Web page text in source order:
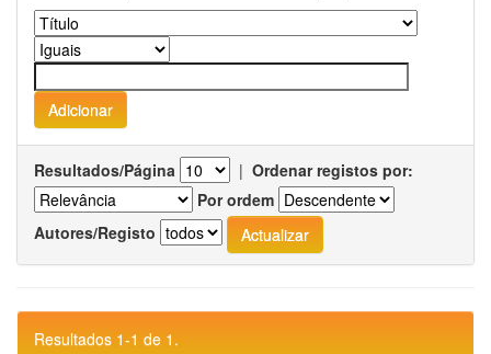
Resultados/Página | Ordenar registos por:
Por ordem
Autores/Registo
Resultados 1-1 de 1.